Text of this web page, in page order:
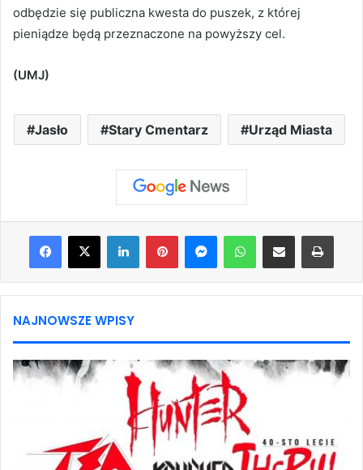
odbędzie się publiczna kwesta do puszek, z której
pieniądze będą przeznaczone na powyższy cel.
(UMJ)
Jasło Stary Cmentarz Urząd Miasta
Facebook
X LinkedInPinterestMessengerWhatsAppShare via Email Print
NAJNOWSZE WPISY